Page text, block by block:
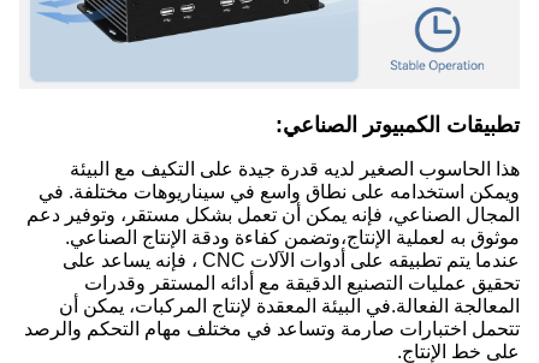
تطبيقات الكمبيوتر الصناعي:
هذا الحاسوب الصغير لديه قدرة جيدة على التكيف مع البيئة
ويمكن استخدامه على نطاق واسع في سيناريوهات مختلفة. في
المجال الصناعي، فإنه يمكن أن تعمل بشكل مستقر، وتوفير دعم
موثوق به لعملية الإنتاج،وتضمن كفاءة ودقة الإنتاج الصناعي.
عندما يتم تطبيقه على أدوات الآلات CNC ، فإنه يساعد على
تحقيق عمليات التصنيع الدقيقة مع أدائه المستقر وقدرات
المعالجة الفعالة.في البيئة المعقدة لإنتاج المركبات، يمكن أن
تتحمل اختبارات صارمة وتساعد في مختلف مهام التحكم والرصد
على خط الإنتاج.